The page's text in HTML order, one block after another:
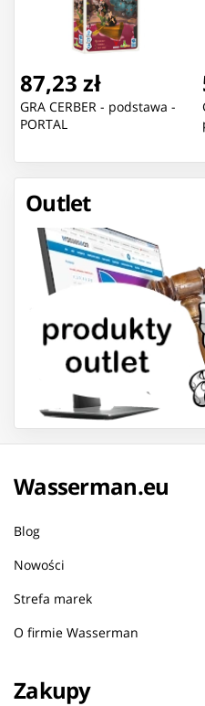
87,23 zł
GRA CERBER - podstawa -
PORTAL
Outlet
Wasserman.eu
Blog
Nowości
Strefa marek
O firmie Wasserman
Zakupy